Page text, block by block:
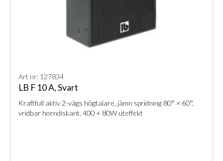
Art nr: 127834
LB F 10 A, Svart
Kraftfull aktiv 2-vägs högtalare, jämn spridning 80° × 60°,
vridbar horndiskant, 400 + 80W uteffekt